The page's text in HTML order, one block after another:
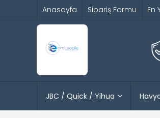
Anasayfa Sipariş Formu En
JBC / Quick / Yihua